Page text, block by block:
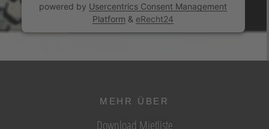
powered by Usercentrics Consent Management
Platform & eRecht24
MEHR ÜBER
Download Mietliste